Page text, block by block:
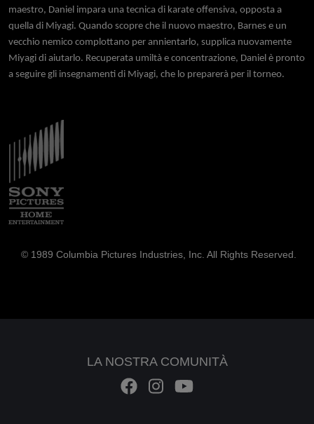
maestro, Daniel impara una tecnica di karate offensiva, opposta a
quella di Miyagi. Quando scopre che il nuovo maestro, Barnes e un
vecchio nemico complottano per annientarlo, supplica nuovamente
Miyagi di aiutarlo. Recuperata umiltà e concentrazione, Daniel è pronto
a seguire gli insegnamenti di Miyagi, che lo preparerà per il torneo.
Immagine
© 1989 Columbia Pictures Industries, Inc. All Rights Reserved.
LA NOSTRA COMUNITÀ